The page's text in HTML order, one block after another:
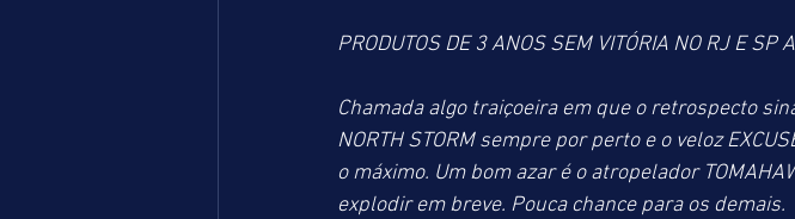
PRODUTOS DE 3 ANOS SEM VITÓRIA NO RJ E SP
Chamada algo traiçoeira em que o retrospecto
NORTH STORM sempre por perto e o veloz
o máximo. Um bom azar é o atropelador
explodir em breve. Pouca chance para os demais.